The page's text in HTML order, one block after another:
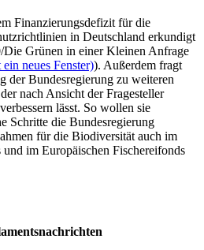
Finanzierungsdefizit für die
in Deutschland erkundigt
Grünen in einer Kleinen Anfrage
neues Fenster)). Außerdem fragt
der Bundesregierung zu weiteren
nach Ansicht der Fragesteller
lässt. So wollen sie
Schritte die Bundesregierung
für die Biodiversität auch im
im Europäischen Fischereifonds